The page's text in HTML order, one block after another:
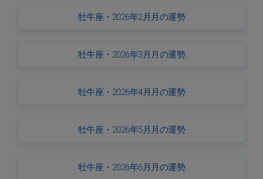
牡牛座・2026年2月月の運勢
牡牛座・2026年3月月の運勢
牡牛座・2026年4月月の運勢
牡牛座・2026年5月月の運勢
牡牛座・2026年6月月の運勢